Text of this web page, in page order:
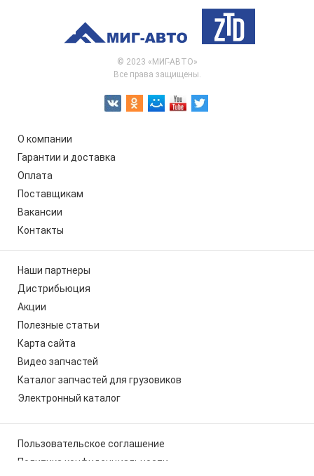
© 2023 «МИГ-АВТО»
Все права защищены.
О компании
Гарантии и доставка
Оплата
Поставщикам
Вакансии
Контакты
Наши партнеры
Дистрибьюция
Акции
Полезные статьи
Карта сайта
Видео запчастей
Каталог запчастей для грузовиков
Электронный каталог
Пользовательское соглашение
Политика конфиденциальности